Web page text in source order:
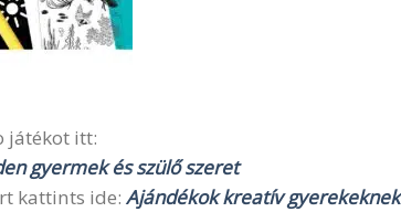
játékot itt:
gyermek és szülő szeret
kattints ide: Ajándékok kreatív gyerekeknek